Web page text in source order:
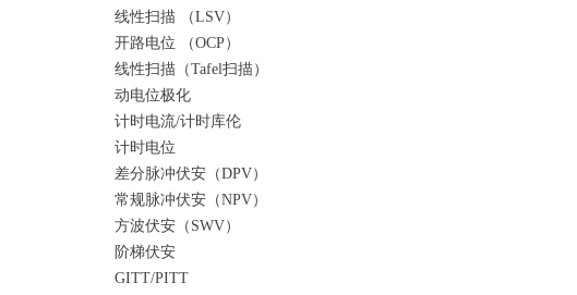
线性扫描 （LSV）
开路电位 （OCP）
线性扫描（Tafel扫描）
动电位极化
计时电流/计时库伦
计时电位
差分脉冲伏安（DPV）
常规脉冲伏安（NPV）
方波伏安（SWV）
阶梯伏安
GITT/PITT